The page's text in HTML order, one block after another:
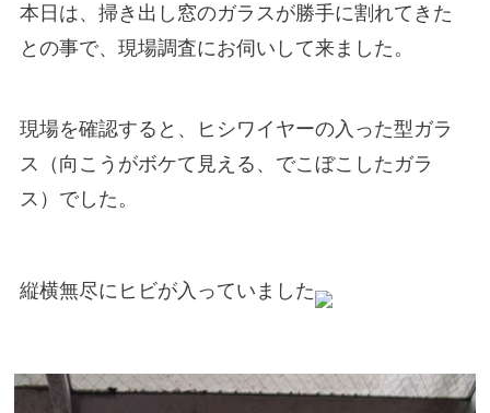
採用情報
本日は、掃き出し窓のガラスが勝手に割れてきた
との事で、現場調査にお伺いして来ました。
現場を確認すると、ヒシワイヤーの入った型ガラ
ス（向こうがボケて見える、でこぼこしたガラ
ス）でした。
縦横無尽にヒビが入っていました